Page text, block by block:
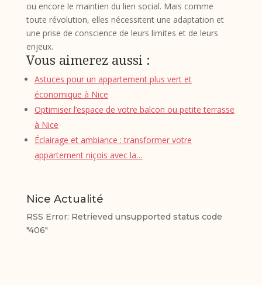
ou encore le maintien du lien social. Mais comme
toute révolution, elles nécessitent une adaptation et
une prise de conscience de leurs limites et de leurs
enjeux.
Vous aimerez aussi :
Astuces pour un appartement plus vert et
économique à Nice
Optimiser l’espace de votre balcon ou petite terrasse
à Nice
Éclairage et ambiance : transformer votre
appartement niçois avec la…
Nice Actualité
RSS Error: Retrieved unsupported status code
"406"